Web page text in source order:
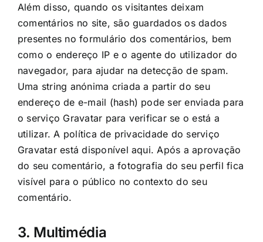
Além disso, quando os visitantes deixam
comentários no site, são guardados os dados
presentes no formulário dos comentários, bem
como o endereço IP e o agente do utilizador do
navegador, para ajudar na detecção de spam.
Uma string anónima criada a partir do seu
endereço de e-mail (hash) pode ser enviada para
o serviço Gravatar para verificar se o está a
utilizar. A política de privacidade do serviço
Gravatar está disponívelaqui. Após a aprovação
do seu comentário, a fotografia do seu perfil fica
visível para o público no contexto do seu
comentário.
3. Multimédia